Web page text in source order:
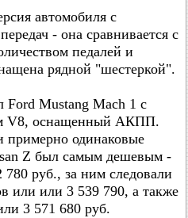
автомобиля с
- она сравнивается с
педалей и
рядной "шестеркой".
Mustang Mach 1 с
V8, оснащенный АКПП.
примерно одинаковые
Z был самым дешевым -
руб., за ним следовали
или или 3 539 790, а также
3 571 680 руб.